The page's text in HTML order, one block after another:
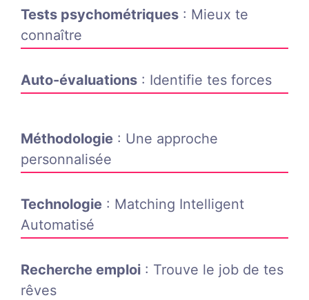
Tests psychométriques : Mieux te
connaître
Auto-évaluations : Identifie tes forces
Méthodologie : Une approche
personnalisée
Technologie : Matching Intelligent
Automatisé
Recherche emploi : Trouve le job de tes
rêves